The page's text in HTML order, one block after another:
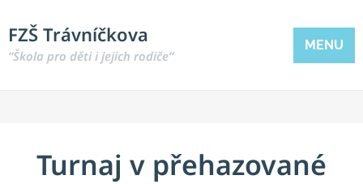
FZŠ Trávníčkova
“Škola pro děti i jejich rodiče“
MENU
Turnaj v přehazované